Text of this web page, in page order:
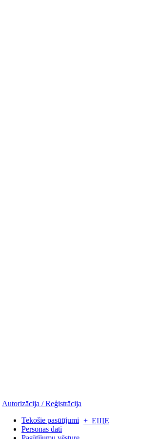
Autorizācija / Reģistrācija
Tekošie pasūtījumi
Personas dati
+ ЕЩЕ